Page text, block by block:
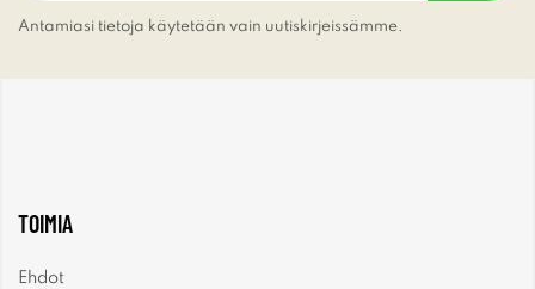
Antamiasi tietoja käytetään vain uutiskirjeissämme.
TOIMIA
Ehdot